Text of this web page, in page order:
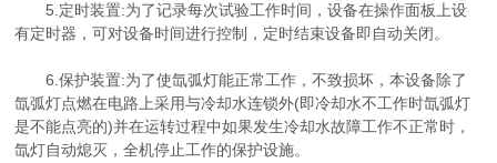
5.定时装置:为了记录每次试验工作时间，设备在操作面板上设
有定时器，可对设备时间进行控制，定时结束设备即自动关闭。
6.保护装置:为了使氙弧灯能正常工作，不致损坏，本设备除了
氙弧灯点燃在电路上采用与冷却水连锁外(即冷却水不工作时氙弧灯
是不能点亮的)并在运转过程中如果发生冷却水故障工作不正常时，
氙灯自动熄灭，全机停止工作的保护设施。